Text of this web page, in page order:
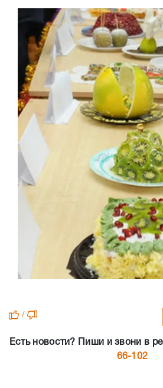
/
Есть новости? Пиши и звони в
66-102